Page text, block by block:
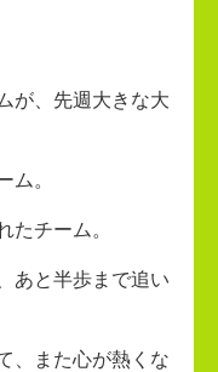
が、先週大きな大
ム。
たチーム。
あと半歩まで追い
、また心が熱くな